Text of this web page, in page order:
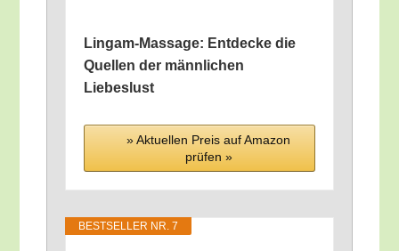
Lingam-Mas­sa­ge: Ent­de­cke die
Quel­len der männ­li­chen
Liebeslust
» Aktu­el­len Preis auf Ama­zon
prü­fen »
BEST­SEL­LER NR. 7